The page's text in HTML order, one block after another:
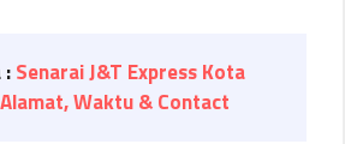
:Senarai J&T Express Kota
Waktu & Contact